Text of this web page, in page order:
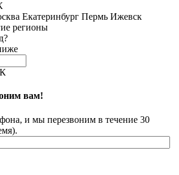
Екатеринбург Пермь Ижевск
регионы
вам!
и мы перезвоним в течение 30